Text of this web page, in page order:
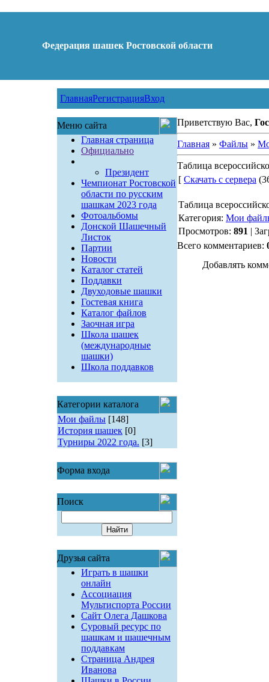
Федерация шашек Ростовской области
ГлавнаяРегистрацияВход
Меню сайта
Главная страница
Официально
Президент
Чемпионат Ростовской
области по русским
шашкам 2023 года
Фотоальбомы
Донской Шашечный
Листок
Партии
Новости
Каталог статей
Поддавки
Двуходовые шашки
Гостевая книга
Каталог файлов
Заочная игра
Школа шашек
(международные
шашки)
Школа поддавков
Категории каталога
Мои файлы [148]
История шашек [0]
Турниры 2022 года. [3]
Форма входа
Поиск
Друзья сайта
Играть в шашки
онлайн
Ассоциация
Мультиспорта России
Сайт Олега Дашкова
Суровый ресурс по
шашкам и шашечным
поддавкам
Страница Андрея
Иванова
Приветствую Вас,
Главная» Файлы»
Таблица
[ Скачать с сервера
Таблица
Категория: Мои
Просмотров: 891 |
Всего комментариев:
Добавлять